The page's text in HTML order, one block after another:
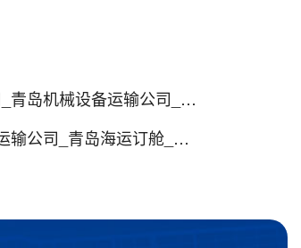
岛海运订舱_青岛海运代理
海运订舱_青岛海运代理